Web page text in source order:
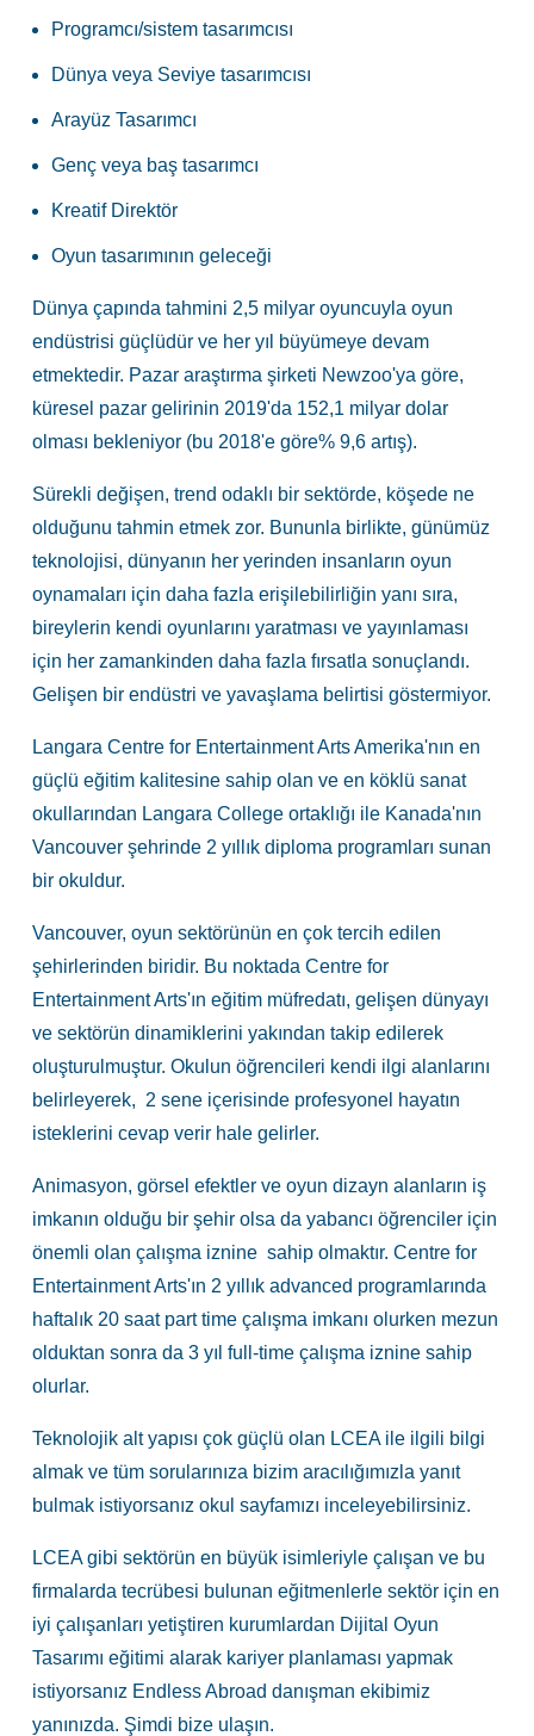
Programcı/sistem tasarımcısı
Dünya veya Seviye tasarımcısı
Arayüz Tasarımcı
Genç veya baş tasarımcı
Kreatif Direktör
Oyun tasarımının geleceği
Dünya çapında tahmini 2,5 milyar oyuncuyla oyun
endüstrisi güçlüdür ve her yıl büyümeye devam
etmektedir. Pazar araştırma şirketi Newzoo'ya göre,
küresel pazar gelirinin 2019'da 152,1 milyar dolar
olması bekleniyor (bu 2018'e göre% 9,6 artış).
Sürekli değişen, trend odaklı bir sektörde, köşede ne
olduğunu tahmin etmek zor. Bununla birlikte, günümüz
teknolojisi, dünyanın her yerinden insanların oyun
oynamaları için daha fazla erişilebilirliğin yanı sıra,
bireylerin kendi oyunlarını yaratması ve yayınlaması
için her zamankinden daha fazla fırsatla sonuçlandı.
Gelişen bir endüstri ve yavaşlama belirtisi göstermiyor.
Langara Centre for Entertainment Arts Amerika'nın en
güçlü eğitim kalitesine sahip olan ve en köklü sanat
okullarından Langara College ortaklığı ile Kanada'nın
Vancouver şehrinde 2 yıllık diploma programları sunan
bir okuldur.
Vancouver, oyun sektörünün en çok tercih edilen
şehirlerinden biridir. Bu noktada Centre for
Entertainment Arts'ın eğitim müfredatı, gelişen dünyayı
ve sektörün dinamiklerini yakından takip edilerek
oluşturulmuştur. Okulun öğrencileri kendi ilgi alanlarını
belirleyerek, 2 sene içerisinde profesyonel hayatın
isteklerini cevap verir hale gelirler.
Animasyon, görsel efektler ve oyun dizayn alanların iş
imkanın olduğu bir şehir olsa da yabancı öğrenciler için
önemli olan çalışma iznine sahip olmaktır. Centre for
Entertainment Arts'ın 2 yıllık advanced programlarında
haftalık 20 saat part time çalışma imkanı olurken mezun
olduktan sonra da 3 yıl full-time çalışma iznine sahip
olurlar.
Teknolojik alt yapısı çok güçlü olan LCEA ile ilgili bilgi
almak ve tüm sorularınıza bizim aracılığımızla yanıt
bulmak istiyorsanız okul sayfamızı inceleyebilirsiniz.
LCEA gibi sektörün en büyük isimleriyle çalışan ve bu
firmalarda tecrübesi bulunan eğitmenlerle sektör için en
iyi çalışanları yetiştiren kurumlardan Dijital Oyun
Tasarımı eğitimi alarak kariyer planlaması yapmak
istiyorsanız Endless Abroad danışman ekibimiz
yanınızda. Şimdi bize ulaşın.